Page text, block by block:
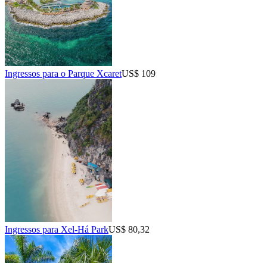
Ingressos para o Parque XcaretUS$ 109
Ingressos para Xel-Há ParkUS$ 80,32